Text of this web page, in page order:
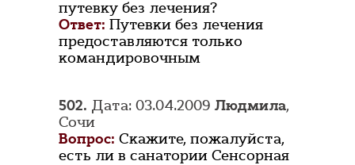
путевку без лечения?
Ответ: Путевки без лечения
предоставляются только
командировочным
502. Дата: 03.04.2009 Людмила,
Сочи
Вопрос: Скажите, пожалуйста,
есть ли в санатории Сенсорная